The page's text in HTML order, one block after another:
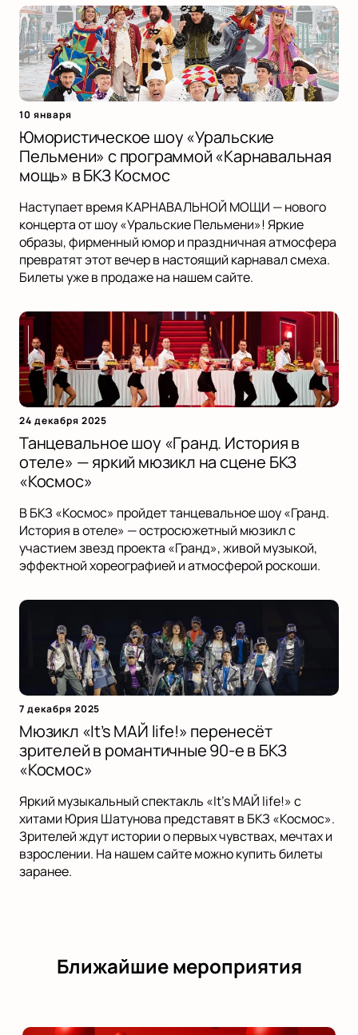
10 января
Юмористическое шоу «Уральские
Пельмени» с программой «Карнавальная
мощь» в БКЗ Космос
Наступает время КАРНАВАЛЬНОЙ МОЩИ — нового
концерта от шоу «Уральские Пельмени»! Яркие
образы, фирменный юмор и праздничная атмосфера
превратят этот вечер в настоящий карнавал смеха.
Билеты уже в продаже на нашем сайте.
24 декабря 2025
Танцевальное шоу «Гранд. История в
отеле» — яркий мюзикл на сцене БКЗ
«Космос»
В БКЗ «Космос» пройдет танцевальное шоу «Гранд.
История в отеле» — остросюжетный мюзикл с
участием звезд проекта «Гранд», живой музыкой,
эффектной хореографией и атмосферой роскоши.
7 декабря 2025
Мюзикл «It’s МАЙ life!» перенесёт
зрителей в романтичные 90-е в БКЗ
«Космос»
Яркий музыкальный спектакль «It’s МАЙ life!» с
хитами Юрия Шатунова представят в БКЗ «Космос».
Зрителей ждут истории о первых чувствах, мечтах и
взрослении. На нашем сайте можно купить билеты
заранее.
Ближайшие мероприятия